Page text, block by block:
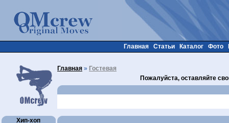
Хип-хоп
Главная Статьи Каталог Фото
Главная » Гостевая
Пожалуйста, оставляйте